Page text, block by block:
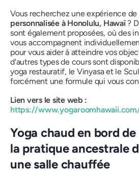
Vous recherchez une expérience de
personnalisée à Honolulu, Hawaï?
sont également proposées, où des
vous accompagnent
pour vous aider à atteindre vos
d'autres types de cours sont
yoga restauratif, le Vinyasa et le
forcément une formule qui vous
Lien vers le site web :
https://
Yoga chaud en bord
la pratique ancestrale
une salle chauffée